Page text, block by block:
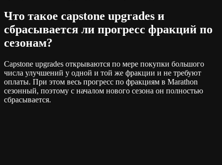
Что такое capstone upgrades и
сбрасывается ли прогресс фракций по
сезонам?
Capstone upgrades открываются по мере покупки большого
числа улучшений у одной и той же фракции и не требуют
оплаты. При этом весь прогресс по фракциям в Marathon
сезонный, поэтому с началом нового сезона он полностью
сбрасывается.